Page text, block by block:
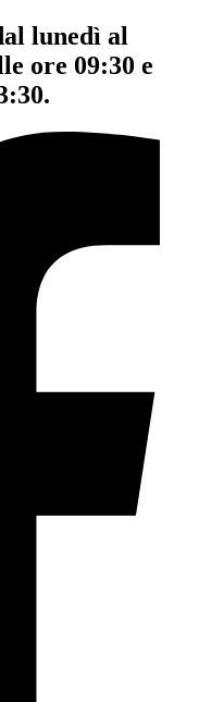
lunedì al
ore 09:30 e